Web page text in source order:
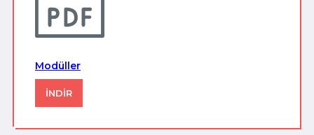
Modüller
İNDİR